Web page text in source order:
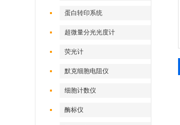
蛋白转印系统
超微量分光光度计
荧光计
默克细胞电阻仪
细胞计数仪
酶标仪